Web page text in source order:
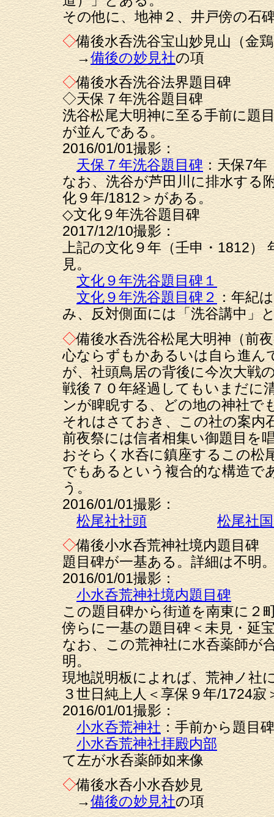
その他に、地神２、井戸傍の石
◇備後水呑洗谷宝山妙見山（金
→備後の妙見社の項
◇備後水呑洗谷法界題目碑
◇天保７年洗谷題目碑
洗谷松尾大明神に至る手前に題
が並んである。
2016/01/01撮影：
天保７年洗谷題目碑：天保7年
なお、洗谷が芦田川に排水する
化９年/1812＞がある。
◇文化９年洗谷題目碑
2017/12/10撮影：
上記の文化９年（壬申・1812）
見。
文化９年洗谷題目碑１
文化９年洗谷題目碑２：年紀
み、反対側面には「洗谷講中」
◇備後水呑洗谷松尾大明神（前
心ならずもかあるいは自ら進ん
が、社頭鳥居の背後に今次大戦
戦後７０年経過してもいまだに
ンが睥睨する、どの地の神社で
それはさておき、この社の案内
前夜祭には信者相集い御題目を
おそらく水呑に鎮座するこの松
でもあるという複合的な構造で
う。
2016/01/01撮影：
松尾社社頭
松尾社
◇備後小水呑荒神社境内題目碑
題目碑が一基ある。詳細は不明
2016/01/01撮影：
小水呑荒神社境内題目碑
この題目碑から街道を南東に２
傍らに一基の題目碑＜未見・延
なお、この荒神社に水呑薬師が
明。
現地説明板によれば、荒神ノ社
３世日純上人＜享保９年/1724寂
2016/01/01撮影：
小水呑荒神社：手前から題目
小水呑荒神社拝殿内部
て左が水呑薬師如来像
◇備後水呑小水呑妙見
→備後の妙見社の項